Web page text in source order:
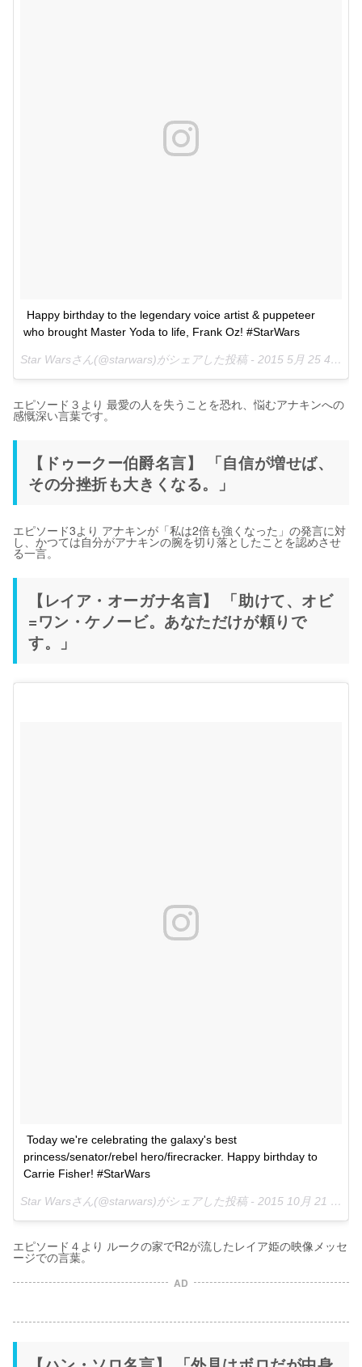
Happy birthday to the legendary voice artist & puppeteer
who brought Master Yoda to life, Frank Oz! #StarWars
Star Warsさん(@starwars)がシェアした投稿 - 2015 5月 25 4:23午後 PDT
エピソード３より 最愛の人を失うことを恐れ、悩むアナキンへの
感慨深い言葉です。
【ドゥークー伯爵名言】 「自信が増せば、
その分挫折も大きくなる。」
エピソード3より アナキンが「私は2倍も強くなった」の発言に対
し、かつては自分がアナキンの腕を切り落としたことを認めさせ
る一言。
【レイア・オーガナ名言】 「助けて、オビ
=ワン・ケノービ。あなただけが頼りで
す。」
Today we're celebrating the galaxy's best
princess/senator/rebel hero/firecracker. Happy birthday to
Carrie Fisher! #StarWars
Star Warsさん(@starwars)がシェアした投稿 - 2015 10月 21 12:10午後 PDT
エピソード４より ルークの家でR2が流したレイア姫の映像メッセ
ージでの言葉。
AD